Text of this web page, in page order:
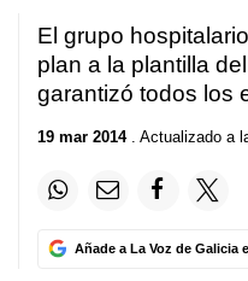
El grupo
plan a la plantilla
garantizó todos los
19 mar 2014. Actualizado a
Añade a La Voz de Galicia